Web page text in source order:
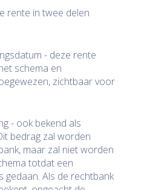
rente in twee delen
- deze rente
schema en
zichtbaar voor
- ook bekend als
bedrag zal worden
maar zal niet worden
totdat een
gedaan. Als de rechtbank